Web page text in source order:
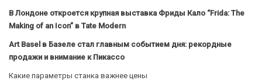
В Лондоне откроется крупная выставка Фриды Кало “Frida: The
Making of an Icon” в Tate Modern
Art Basel в Базеле стал главным событием дня: рекордные
продажи и внимание к Пикассо
Какие параметры станка важнее цены